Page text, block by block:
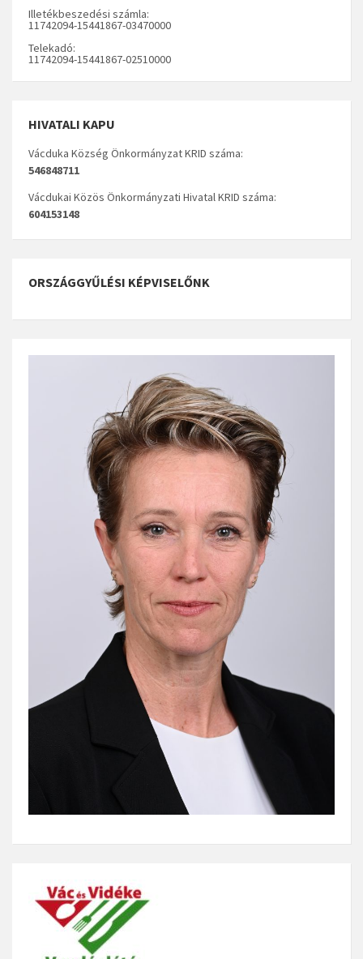
Illetékbeszedési számla:
11742094-15441867-03470000
Telekadó:
11742094-15441867-02510000
HIVATALI KAPU
Vácduka Község Önkormányzat KRID száma:
546848711
Vácdukai Közös Önkormányzati Hivatal KRID száma:
604153148
ORSZÁGGYŰLÉSI KÉPVISELŐNK